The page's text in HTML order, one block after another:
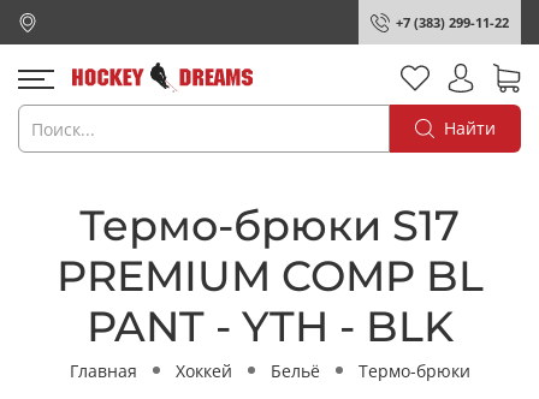
+7 (383) 299-11-22
Найти
Термо-брюки S17
PREMIUM COMP BL
PANT - YTH - BLK
Главная Хоккей Бельё Термо-брюки